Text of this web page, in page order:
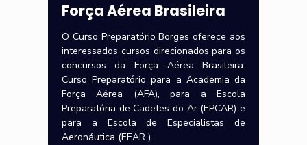
Força Aérea Brasileira
O Curso Preparatório Borges oferece aos
interessados cursos direcionados para os
concursos da Força Aérea Brasileira:
Curso Preparatório para a Academia da
Força Aérea (AFA), para a Escola
Preparatória de Cadetes do Ar (EPCAR) e
para a Escola de Especialistas de
Aeronáutica (EEAR ).